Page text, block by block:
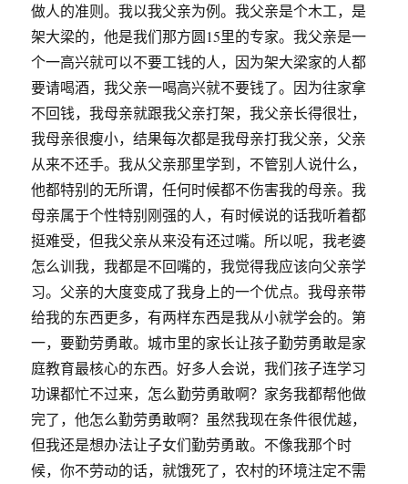
做人的准则。我以我父亲为例。我父亲是个木工，是
架大梁的，他是我们那方圆15里的专家。我父亲是一
个一高兴就可以不要工钱的人，因为架大梁家的人都
要请喝酒，我父亲一喝高兴就不要钱了。因为往家拿
不回钱，我母亲就跟我父亲打架，我父亲长得很壮，
我母亲很瘦小，结果每次都是我母亲打我父亲，父亲
从来不还手。我从父亲那里学到，不管别人说什么，
他都特别的无所谓，任何时候都不伤害我的母亲。我
母亲属于个性特别刚强的人，有时候说的话我听着都
挺难受，但我父亲从来没有还过嘴。所以呢，我老婆
怎么训我，我都是不回嘴的，我觉得我应该向父亲学
习。父亲的大度变成了我身上的一个优点。我母亲带
给我的东西更多，有两样东西是我从小就学会的。第
一，要勤劳勇敢。城市里的家长让孩子勤劳勇敢是家
庭教育最核心的东西。好多人会说，我们孩子连学习
功课都忙不过来，怎么勤劳勇敢啊？家务我都帮他做
完了，他怎么勤劳勇敢啊？虽然我现在条件很优越，
但我还是想办法让子女们勤劳勇敢。不像我那个时
候，你不劳动的话，就饿死了，农村的环境注定不需